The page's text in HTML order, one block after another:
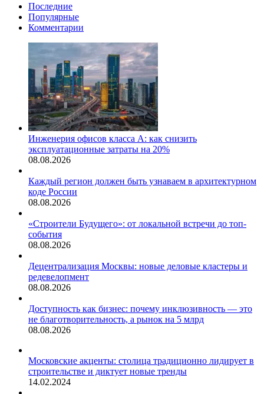
Последние
Популярные
Комментарии
Инженерия офисов класса А: как снизить
эксплуатационные затраты на 20%
08.08.2026
Каждый регион должен быть узнаваем в архитектурном
коде России
08.08.2026
«Строители Будущего»: от локальной встречи до топ-
события
08.08.2026
Децентрализация Москвы: новые деловые кластеры и
редевелопмент
08.08.2026
Доступность как бизнес: почему инклюзивность — это
не благотворительность, а рынок на 5 млрд
08.08.2026
Московские акценты: столица традиционно лидирует в
строительстве и диктует новые тренды
14.02.2024